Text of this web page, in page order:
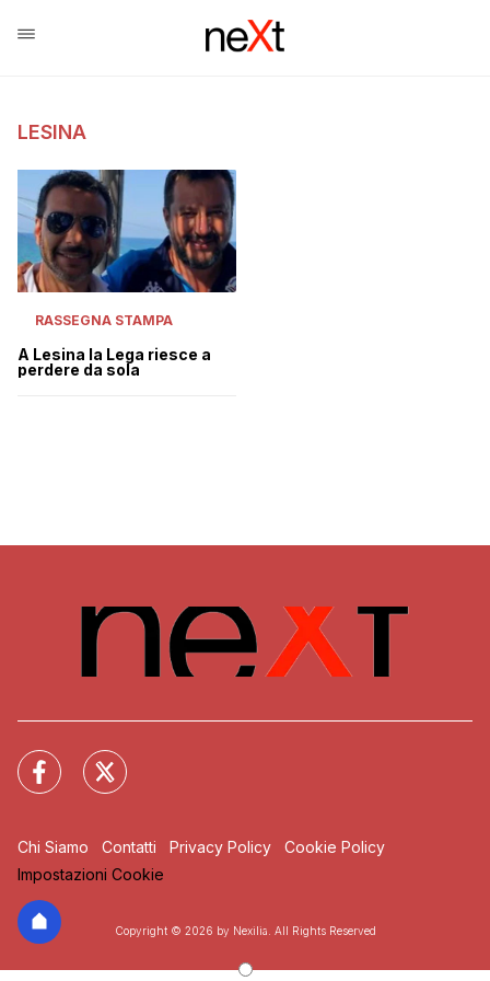
LESINA
RASSEGNA STAMPA
A Lesina la Lega riesce a
perdere da sola
Chi Siamo Contatti Privacy Policy
Cookie Policy
Impostazioni Cookie
Copyright © 2026 by Nexilia. All Rights Reserved